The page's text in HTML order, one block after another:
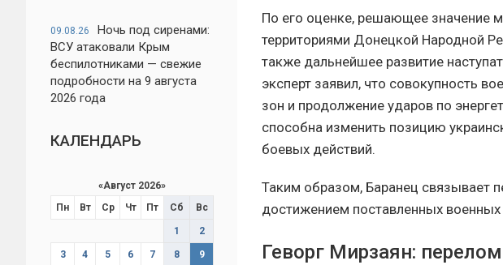
09.08.26
Ночь под сиренами:
ВСУ атаковали Крым
беспилотниками — свежие
подробности на 9 августа
2026 года
КАЛЕНДАРЬ
«Август 2026»
Пн
Вт Ср Чт Пт Сб Вс
1 2
3 4 5 6 7 8 9
По его оценке, решающее значение
территориями Донецкой Народной
также дальнейшее развитие
эксперт заявил, что совокупность
зон и продолжение ударов по
способна изменить позицию
боевых действий.
Таким образом, Баранец связывает
достижением поставленных военных
Геворг Мирзаян: